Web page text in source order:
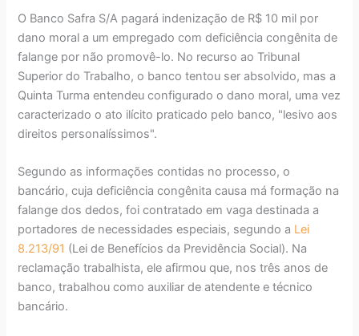
O Banco Safra S/A pagará indenização de R$ 10 mil por
dano moral a um empregado com deficiência congênita de
falange por não promovê-lo. No recurso ao Tribunal
Superior do Trabalho, o banco tentou ser absolvido, mas a
Quinta Turma entendeu configurado o dano moral, uma vez
caracterizado o ato ilícito praticado pelo banco, "lesivo aos
direitos personalíssimos".
Segundo as informações contidas no processo, o
bancário, cuja deficiência congênita causa má formação na
falange dos dedos, foi contratado em vaga destinada a
portadores de necessidades especiais, segundo a Lei
8.213/91 (Lei de Benefícios da Previdência Social). Na
reclamação trabalhista, ele afirmou que, nos três anos de
banco, trabalhou como auxiliar de atendente e técnico
bancário.